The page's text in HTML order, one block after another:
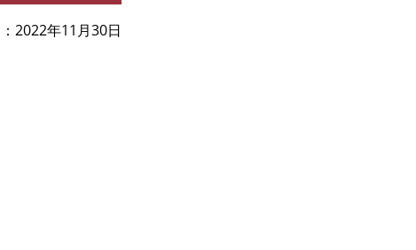
2022年11月30日